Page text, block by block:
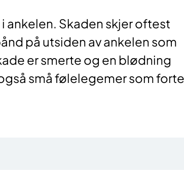
ankelen. Skaden skjer oftest
på utsiden av ankelen som
er smerte og en blødning
små følelegemer som